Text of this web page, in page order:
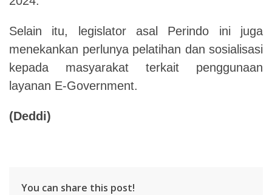
Selain itu, legislator asal Perindo ini juga
menekankan perlunya pelatihan dan sosialisasi
kepada masyarakat terkait penggunaan
layanan E-Government.
(Deddi)
You can share this post!